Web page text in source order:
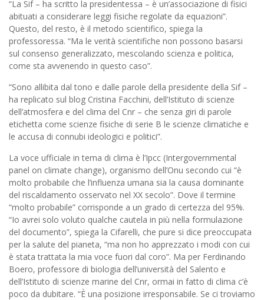
“La Sif – ha scritto la presidentessa – è un’associazione di fisici
abituati a considerare leggi fisiche regolate da equazioni”.
Questo, del resto, è il metodo scientifico, spiega la
professoressa. “Ma le verità scientifiche non possono basarsi
sul consenso generalizzato, mescolando scienza e politica,
come sta avvenendo in questo caso”.
“Sono allibita dal tono e dalle parole della presidente della Sif –
ha replicato sul blog Cristina Facchini, dell’Istituto di scienze
dell’atmosfera e del clima del Cnr – che senza giri di parole
etichetta come scienze fisiche di serie B le scienze climatiche e
le accusa di connubi ideologici e politici”.
La voce ufficiale in tema di clima è l’Ipcc (Intergovernmental
panel on climate change), organismo dell’Onu secondo cui “è
molto probabile che l’influenza umana sia la causa dominante
del riscaldamento osservato nel XX secolo”. Dove il termine
“molto probabile” corrisponde a un grado di certezza del 95%.
“Io avrei solo voluto qualche cautela in più nella formulazione
del documento”, spiega la Cifarelli, che pure si dice preoccupata
per la salute del pianeta, “ma non ho apprezzato i modi con cui
è stata trattata la mia voce fuori dal coro”. Ma per Ferdinando
Boero, professore di biologia dell’università del Salento e
dell’Istituto di scienze marine del Cnr, ormai in fatto di clima c’è
poco da dubitare. “È una posizione irresponsabile. Se ci troviamo